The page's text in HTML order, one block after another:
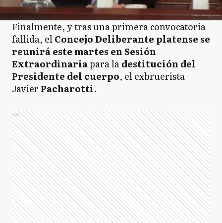
Finalmente, y tras una primera convocatoria
fallida, elConcejo Deliberante platense se
reunirá este martes en Sesión
Extraordinariapara ladestitución del
Presidente del cuerpo, el exbruerista
Javier Pacharotti.
Ads